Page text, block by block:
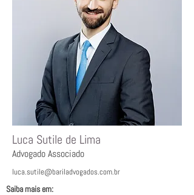
Luca Sutile de Lima
Advogado Associado
luca.sutile@bariladvogados.com.br
Saiba mais em:ﾠ